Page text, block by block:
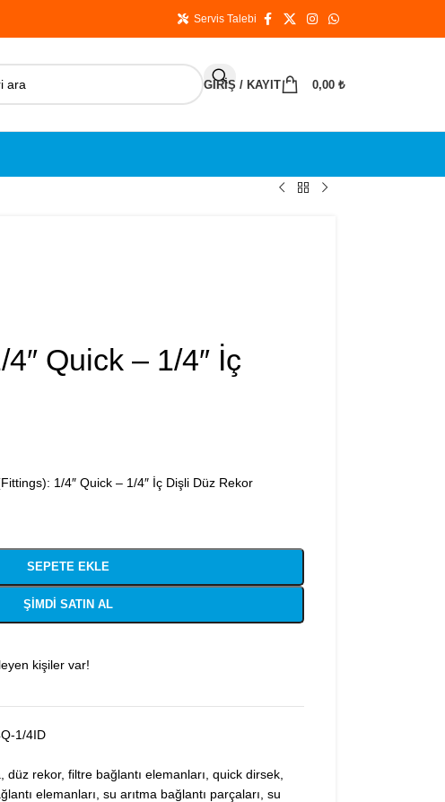
Servis Talebi
GIRIŞ / KAYIT 0,00 ₺
Quick – 1/4″ İç
1/4″ Quick – 1/4″ İç Dişli Düz Rekor
SEPETE EKLE
ŞIMDI SATIN AL
kişiler var!
1/4ID
düz rekor, filtre bağlantı elemanları quick dirsek,
elemanları su arıtma bağlantı parçaları su